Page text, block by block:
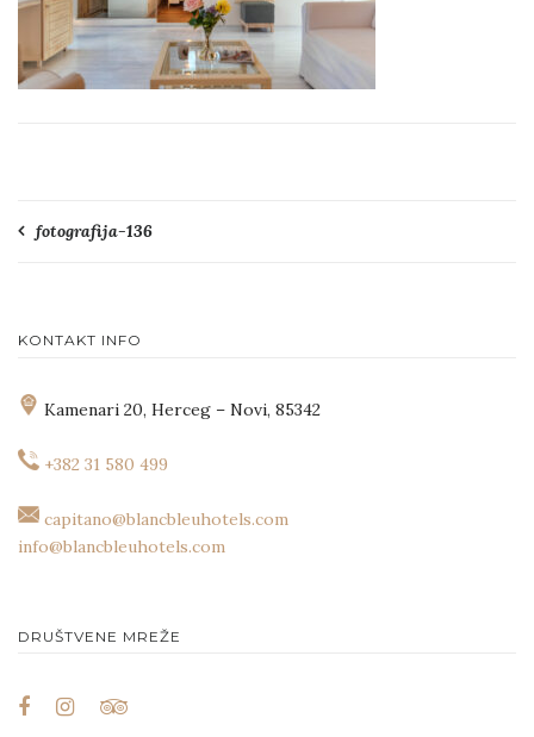
Navigacija
fotografija-136
KONTAKT INFO
Kamenari 20, Herceg – Novi, 85342
+382 31 580 499
capitano@blancbleuhotels.com
info@blancbleuhotels.com
DRUŠTVENE MREŽE